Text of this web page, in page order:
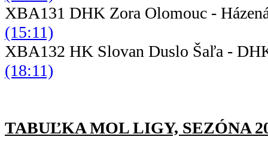
XBA131 DHK Zora Olomouc -
(15:11)
XBA132 HK Slovan Duslo Šaľa -
(18:11)
TABUĽKA MOL LIGY, SEZÓNA